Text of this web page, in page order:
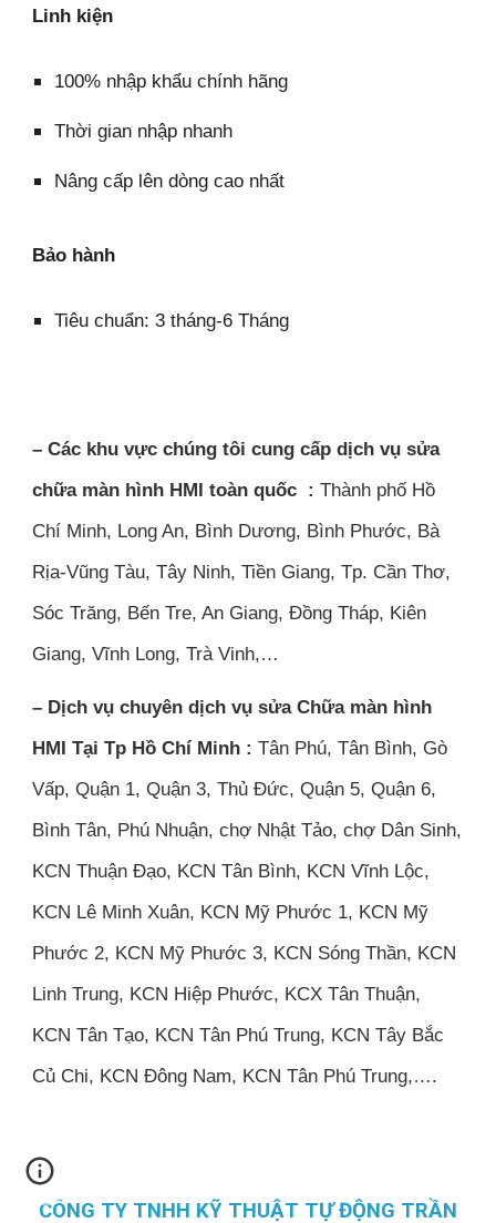
Linh kiện
100% nhập khẩu chính hãng
Thời gian nhập nhanh
Nâng cấp lên dòng cao nhất
Bảo hành
Tiêu chuẩn: 3 tháng-6 Tháng
– Các khu vực chúng tôi cung cấp dịch vụ sửa
chữa màn hình HMI toàn quốc : Thành phố Hồ
Chí Minh, Long An, Bình Dương, Bình Phước, Bà
Rịa-Vũng Tàu, Tây Ninh, Tiền Giang, Tp. Cần Thơ,
Sóc Trăng, Bến Tre, An Giang, Đồng Tháp, Kiên
Giang, Vĩnh Long, Trà Vinh,…
– Dịch vụ chuyên dịch vụ sửa Chữa màn hình
HMI Tại Tp Hồ Chí Minh : Tân Phú, Tân Bình, Gò
Vấp, Quận 1, Quận 3, Thủ Đức, Quận 5, Quận 6,
Bình Tân, Phú Nhuận, chợ Nhật Tảo, chợ Dân Sinh,
KCN Thuận Đạo, KCN Tân Bình, KCN Vĩnh Lộc,
KCN Lê Minh Xuân, KCN Mỹ Phước 1, KCN Mỹ
Phước 2, KCN Mỹ Phước 3, KCN Sóng Thần, KCN
Linh Trung, KCN Hiệp Phước, KCX Tân Thuận,
KCN Tân Tạo, KCN Tân Phú Trung, KCN Tây Bắc
Củ Chi, KCN Đông Nam, KCN Tân Phú Trung,….
CÔNG TY TNHH KỸ THUẬT TỰ ĐỘNG TRẦN